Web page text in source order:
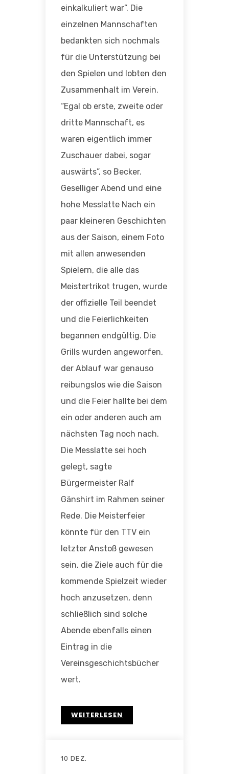
einkalkuliert war”. Die
einzelnen Mannschaften
bedankten sich nochmals
für die Unterstützung bei
den Spielen und lobten den
Zusammenhalt im Verein.
“Egal ob erste, zweite oder
dritte Mannschaft, es
waren eigentlich immer
Zuschauer dabei, sogar
auswärts”, so Becker.
Geselliger Abend und eine
hohe Messlatte Nach ein
paar kleineren Geschichten
aus der Saison, einem Foto
mit allen anwesenden
Spielern, die alle das
Meistertrikot trugen, wurde
der offizielle Teil beendet
und die Feierlichkeiten
begannen endgültig. Die
Grills wurden angeworfen,
der Ablauf war genauso
reibungslos wie die Saison
und die Feier hallte bei dem
ein oder anderen auch am
nächsten Tag noch nach.
Die Messlatte sei hoch
gelegt, sagte
Bürgermeister Ralf
Gänshirt im Rahmen seiner
Rede. Die Meisterfeier
könnte für den TTV ein
letzter Anstoß gewesen
sein, die Ziele auch für die
kommende Spielzeit wieder
hoch anzusetzen, denn
schließlich sind solche
Abende ebenfalls einen
Eintrag in die
Vereinsgeschichtsbücher
wert.
WEITERLESEN
10 DEZ.